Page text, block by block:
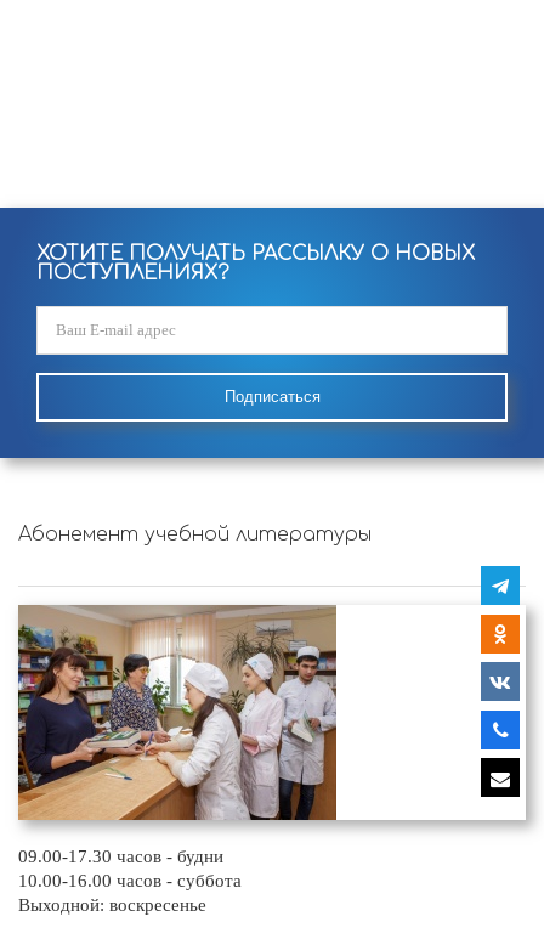
ХОТИТЕ ПОЛУЧАТЬ РАССЫЛКУ О НОВЫХ
ПОСТУПЛЕНИЯХ?
Подписаться
Абонемент учебной литературы
09.00-17.30 часов - будни
10.00-16.00 часов - суббота
Выходной: воскресенье